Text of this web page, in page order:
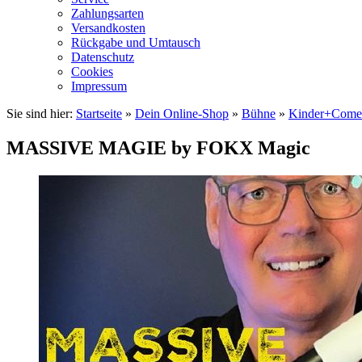
Zahlungsarten
Versandkosten
Rückgabe und Umtausch
Datenschutz
Cookies
Impressum
Sie sind hier: Startseite » Dein Online-Shop » Bühne »
MASSIVE MAGIE by FOKX Magic